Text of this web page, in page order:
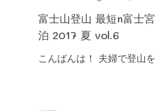
富士山登山 最短n富士
泊 2017 夏 vol.6
こんばんは！ 夫婦で登山